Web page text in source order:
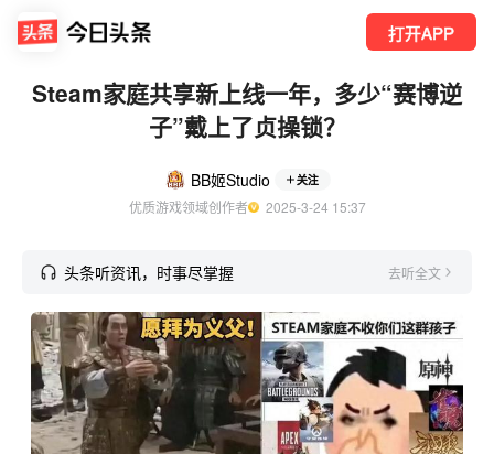
打开APP
Steam家庭共享新上线一年，多少“赛博逆
子”戴上了贞操锁？
BB姬Studio 关注
优质游戏领域创作者
  2025-3-24 15:37
头条听资讯，时事尽掌握 去听全文